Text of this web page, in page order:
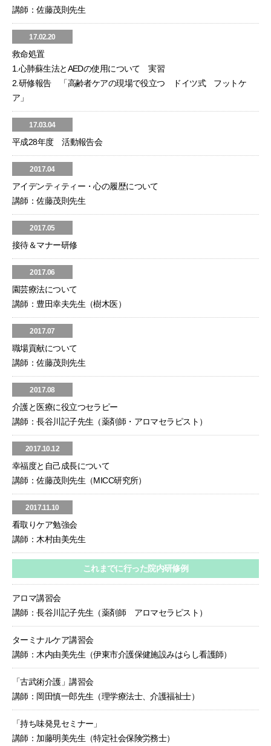
講師：佐藤茂則先生
17.02.20
救命処置
1.心肺蘇生法とAEDの使用について 実習
2.研修報告 「高齢者ケアの現場で役立つ ドイツ式 フットケ
ア」
17.03.04
平成28年度 活動報告会
2017.04
アイデンティティー・心の履歴について
講師：佐藤茂則先生
2017.05
接待＆マナー研修
2017.06
園芸療法について
講師：豊田幸夫先生（樹木医）
2017.07
職場貢献について
講師：佐藤茂則先生
2017.08
介護と医療に役立つセラピー
講師：長谷川記子先生（薬剤師・アロマセラピスト）
2017.10.12
幸福度と自己成長について
講師：佐藤茂則先生（MICC研究所）
2017.11.10
看取りケア勉強会
講師：木村由美先生
これまでに行った院内研修例
アロマ講習会
講師：長谷川記子先生（薬剤師 アロマセラピスト）
ターミナルケア講習会
講師：木内由美先生（伊東市介護保健施設みはらし看護師）
「古武術介護」講習会
講師：岡田慎一郎先生（理学療法士、介護福祉士）
「持ち味発見セミナー」
講師：加藤明美先生（特定社会保険労務士）